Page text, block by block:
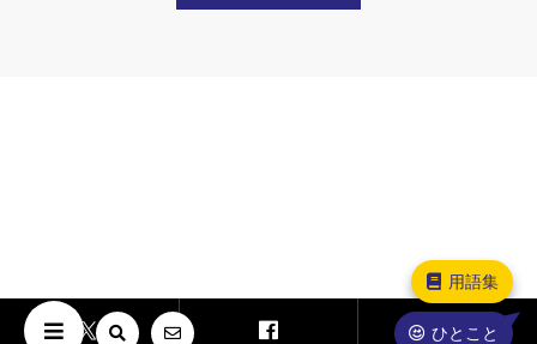
用語集
ひとこと